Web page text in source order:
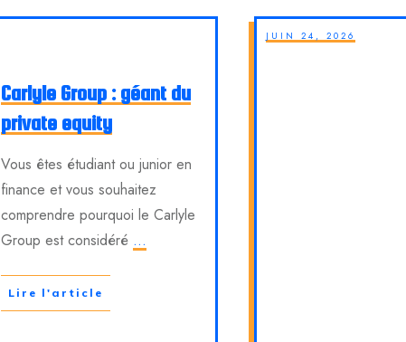
Carlyle Group : géant du
private equity
Vous êtes étudiant ou junior en
finance et vous souhaitez
comprendre pourquoi le Carlyle
Group est considéré ...
Lire l'article
JUIN 24, 2026